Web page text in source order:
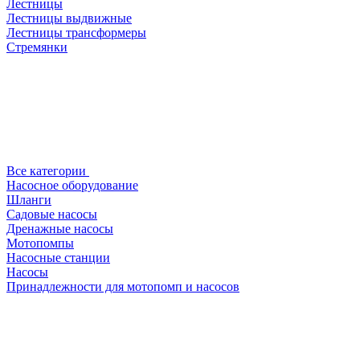
Лестницы
Лестницы выдвижные
Лестницы трансформеры
Стремянки
Все категории
Насосное оборудование
Шланги
Садовые насосы
Дренажные насосы
Мотопомпы
Насосные станции
Насосы
Принадлежности для мотопомп и насосов